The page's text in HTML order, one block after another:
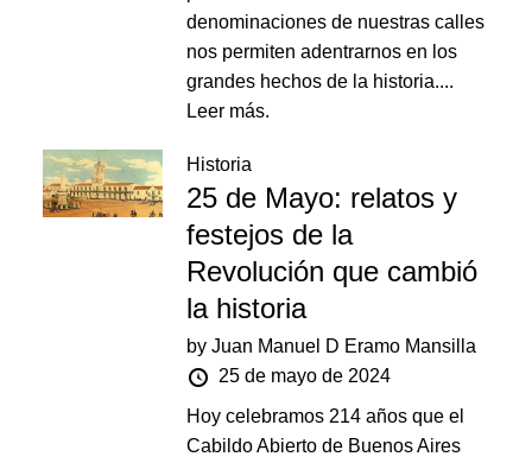
denominaciones de nuestras calles
nos permiten adentrarnos en los
grandes hechos de la historia....
Leer más.
Historia
25 de Mayo: relatos y
festejos de la
Revolución que cambió
la historia
byJuan Manuel D Eramo Mansilla
25 de mayo de 2024
Hoy celebramos 214 años que el
Cabildo Abierto de Buenos Aires